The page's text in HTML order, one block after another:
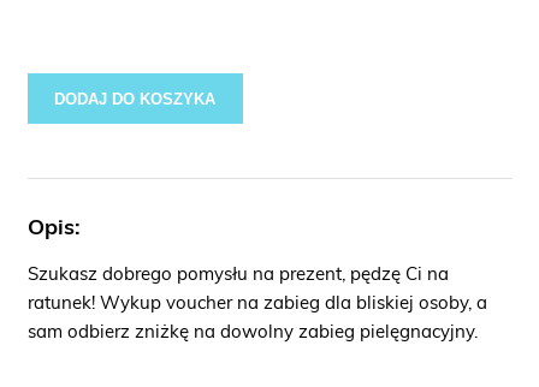
DODAJ DO KOSZYKA
Opis:
Szukasz dobrego pomysłu na prezent, pędzę Ci na
ratunek! Wykup voucher na zabieg dla bliskiej osoby, a
sam odbierz zniżkę na dowolny zabieg pielęgnacyjny.